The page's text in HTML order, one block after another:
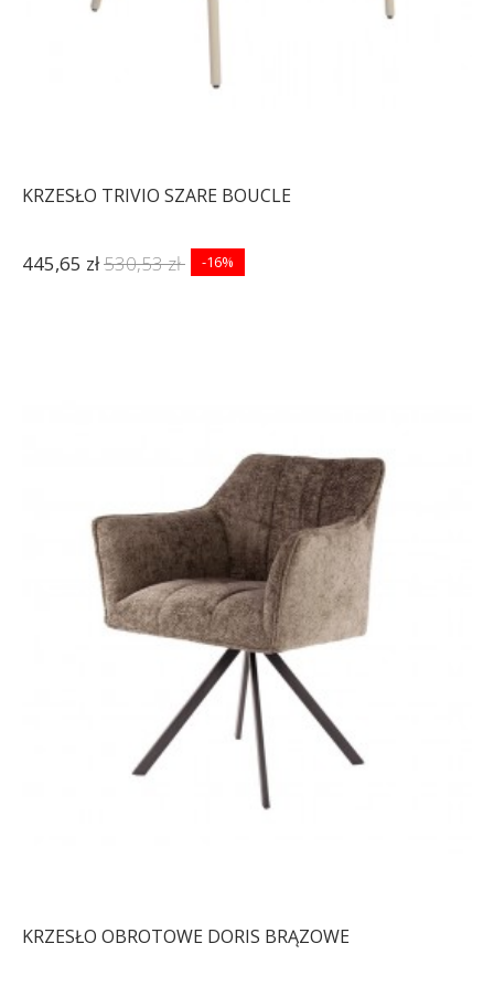
KRZESŁO TRIVIO SZARE BOUCLE
445,65 zł530,53 zł -16%
KRZESŁO OBROTOWE DORIS BRĄZOWE